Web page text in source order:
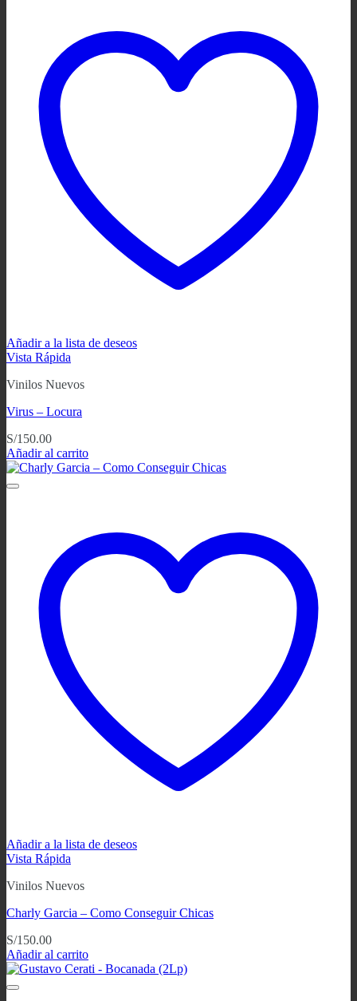
Añadir a la lista de deseos
Vista Rápida
Vinilos Nuevos
Virus – Locura
S/150.00
Añadir al carrito
Añadir a la lista de deseos
Vista Rápida
Vinilos Nuevos
Charly Garcia – Como Conseguir Chicas
S/150.00
Añadir al carrito